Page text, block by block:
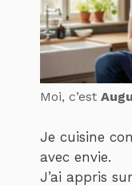
Moi, c’est
Je cuisine
avec envie.
J’ai appris